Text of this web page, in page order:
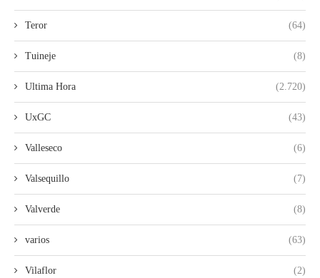
Teror (64)
Tuineje (8)
Ultima Hora (2.720)
UxGC (43)
Valleseco (6)
Valsequillo (7)
Valverde (8)
varios (63)
Vilaflor (2)